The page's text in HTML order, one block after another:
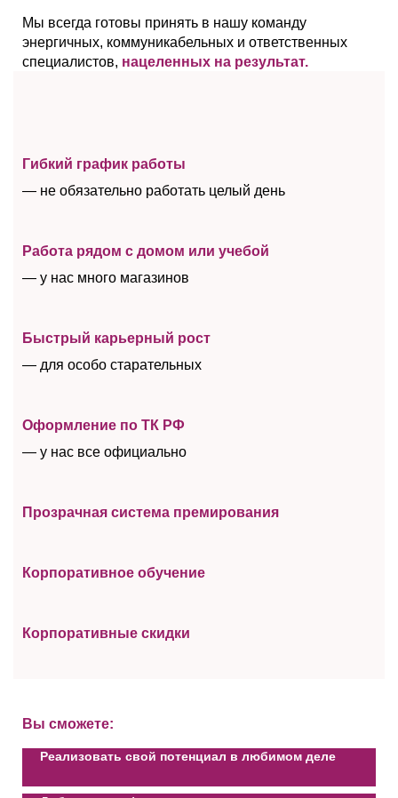
Мы всегда готовы принять в нашу команду
энергичных, коммуникабельных и ответственных
специалистов, нацеленных на результат.
Гибкий график работы
— не обязательно работать целый день
Работа рядом с домом или учебой
— у нас много магазинов
Быстрый карьерный рост
— для особо старательных
Оформление по ТК РФ
— у нас все официально
Прозрачная система премирования
Корпоративное обучение
Корпоративные скидки
Вы сможете:
Реализовать свой потенциал в любимом деле